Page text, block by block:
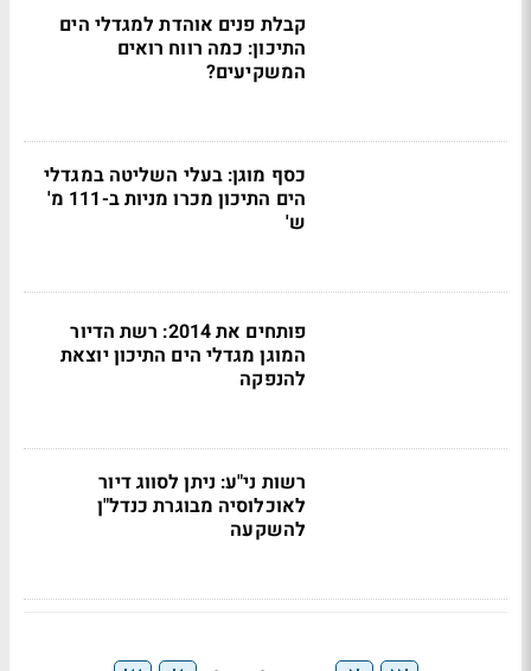
קבלת פנים אוהדת למגדלי הים
התיכון: כמה רווח רואים
המשקיעים?
כסף מוגן: בעלי השליטה במגדלי
הים התיכון מכרו מניות ב-111 מ'
ש'
פותחים את 2014: רשת הדיור
המוגן מגדלי הים התיכון יוצאת
להנפקה
רשות ני"ע: ניתן לסווג דיור
לאוכלוסיה מבוגרת כנדל"ן
להשקעה